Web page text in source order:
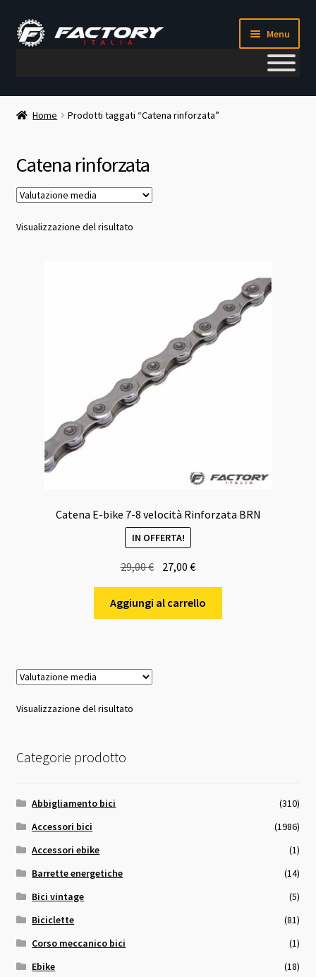
Vai
alla
Vai
al
Menu
Il mio account
Chi siamo
Home Prodotti taggati “Catena rinforzata”
Catena rinforzata
Visualizzazione del risultato
Catena E-bike 7-8 velocità Rinforzata BRN
IN OFFERTA!
29,00€
originale
era:
27,00€Il
attuale
è:
Aggiungi al carrello
Visualizzazione del risultato
Categorie prodotto
Abbigliamento bici
(310)
Accessori bici
(1986)
Accessori ebike
(1)
Barrette energetiche
(14)
Bici vintage
(5)
Biciclette
(81)
Corso meccanico bici
(1)
Ebike
(18)